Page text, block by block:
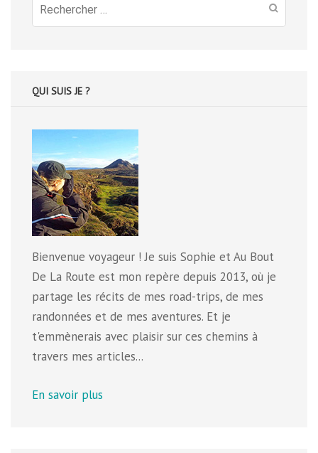
Recherche
pour
QUI SUIS JE ?
Bienvenue voyageur ! Je suis Sophie et Au Bout
De La Route est mon repère depuis 2013, où je
partage les récits de mes road-trips, de mes
randonnées et de mes aventures. Et je
t'emmènerais avec plaisir sur ces chemins à
travers mes articles...
En savoir plus